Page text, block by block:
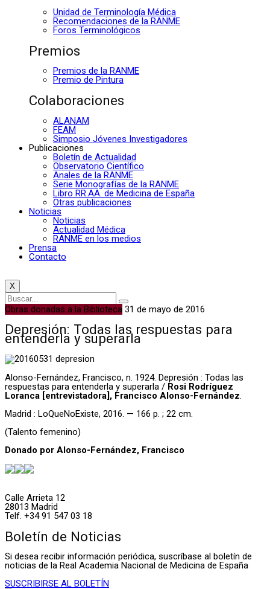
Unidad de Terminología Médica
Recomendaciones de la RANME
Foros Terminológicos
Premios
Premios de la RANME
Premio de Pintura
Colaboraciones
ALANAM
FEAM
Simposio Jóvenes Investigadores
Publicaciones
Boletín de Actualidad
Observatorio Científico
Anales de la RANME
Serie Monografías de la RANME
Libro RR.AA. de Medicina de España
Otras publicaciones
Noticias
Noticias
Actualidad Médica
RANME en los medios
Prensa
Contacto
X
Obras donadas a la Biblioteca 31 de mayo de 2016
Depresión: Todas las respuestas para
entenderla y superarla
Alonso-Fernández, Francisco, n. 1924. Depresión : Todas las
respuestas para entenderla y superarla / Rosi Rodríguez
Loranca [entrevistadora], Francisco Alonso-Fernández.
Madrid : LoQueNoExiste, 2016. — 166 p. ; 22 cm.
(Talento femenino)
Donado por Alonso-Fernández, Francisco
Calle Arrieta 12
28013 Madrid
Telf. +34 91 547 03 18
Boletín de Noticias
Si desea recibir información periódica, suscríbase al boletín de
noticias de la Real Academia Nacional de Medicina de España
SUSCRIBIRSE AL BOLETÍN